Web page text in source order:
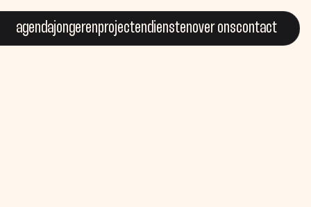
agendajongerenprojectendienstenover onscontact